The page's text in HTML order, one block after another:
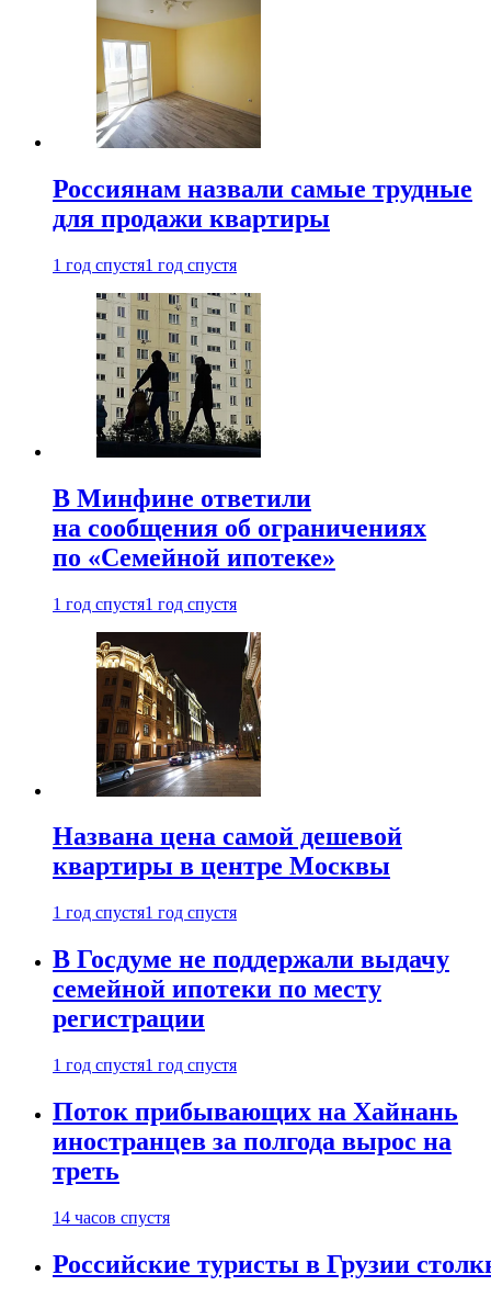
Россиянам назвали самые трудные
для продажи квартиры
1 год спустя1 год спустя
В Минфине ответили
на сообщения об ограничениях
по «Семейной ипотеке»
1 год спустя1 год спустя
Названа цена самой дешевой
квартиры в центре Москвы
1 год спустя1 год спустя
В Госдуме не поддержали выдачу
семейной ипотеки по месту
регистрации
1 год спустя1 год спустя
Поток прибывающих на Хайнань
иностранцев за полгода вырос на
треть
14 часов спустя
Российские туристы в Грузии